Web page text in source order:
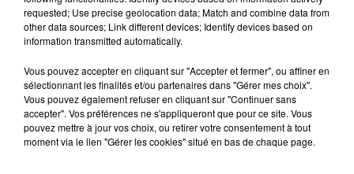
requested; Use precise geolocation data; Match and combine data from
other data sources; Link different devices; Identify devices based on
information transmitted automatically.
Vous pouvez accepter en cliquant sur "Accepter et fermer", ou affiner en
sélectionnant les finalités et/ou partenaires dans "Gérer mes choix".
Vous pouvez également refuser en cliquant sur "Continuer sans
accepter". Vos préférences ne s'appliqueront que pour ce site. Vous
pouvez mettre à jour vos choix, ou retirer votre consentement à tout
moment via le lien "Gérer les cookies" situé en bas de chaque page.